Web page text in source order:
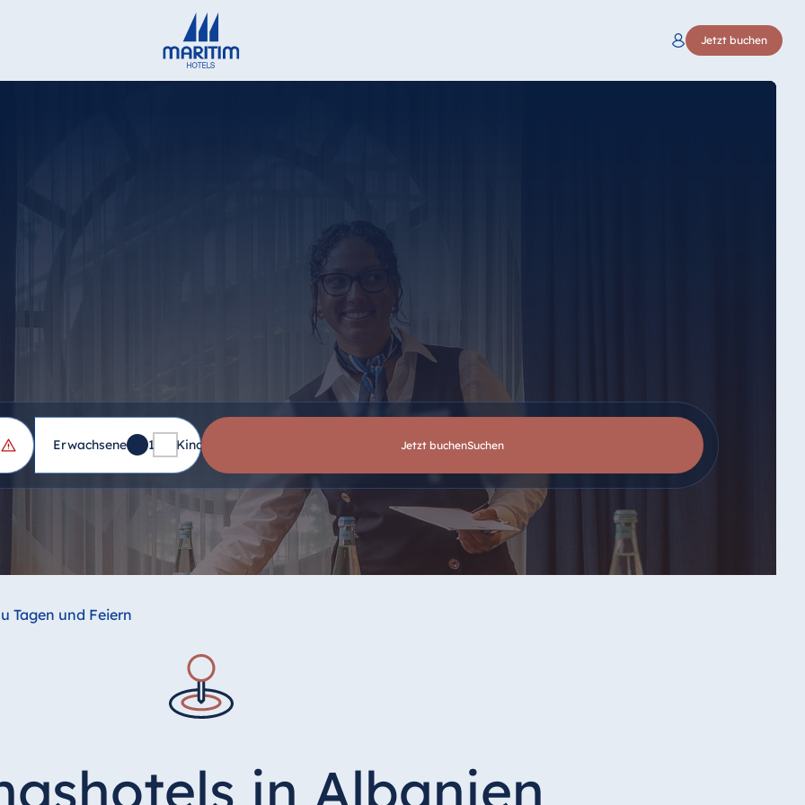
Jetzt buchen
Erwachsene 1 Kinder Jetzt buchen suchen
Tagen und Feiern
in Albanien